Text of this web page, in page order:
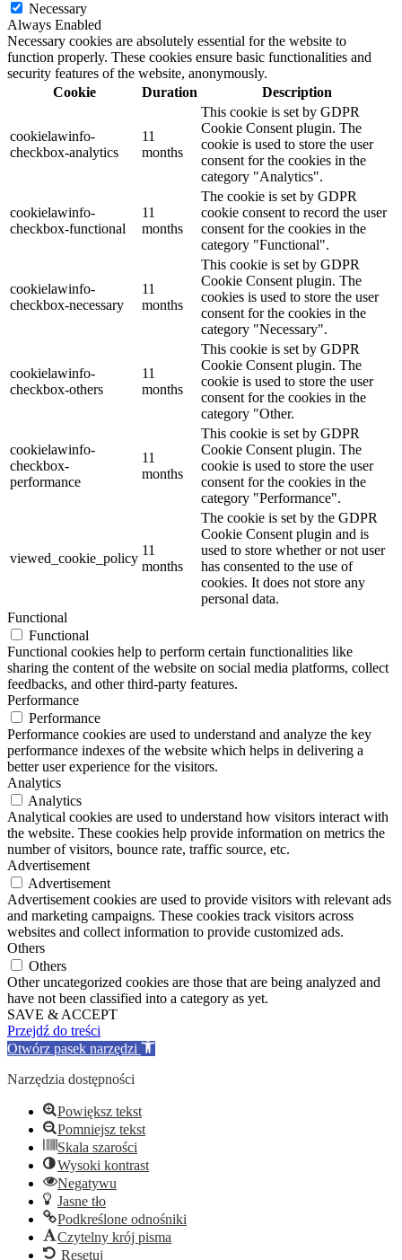
Necessary
Always Enabled
Necessary cookies are absolutely essential for the website to
function properly. These cookies ensure basic functionalities and
security features of the website, anonymously.
Cookie
Duration Description
cookielawinfo-
checkbox-analytics
11
months
This cookie is set by GDPR
Cookie Consent plugin. The
cookie is used to store the user
consent for the cookies in the
category "Analytics".
cookielawinfo-
checkbox-functional
11
months
The cookie is set by GDPR
cookie consent to record the user
consent for the cookies in the
category "Functional".
cookielawinfo-
checkbox-necessary
11
months
This cookie is set by GDPR
Cookie Consent plugin. The
cookies is used to store the user
consent for the cookies in the
category "Necessary".
cookielawinfo-
checkbox-others
11
months
This cookie is set by GDPR
Cookie Consent plugin. The
cookie is used to store the user
consent for the cookies in the
category "Other.
cookielawinfo-
checkbox-
performance
11
months
This cookie is set by GDPR
Cookie Consent plugin. The
cookie is used to store the user
consent for the cookies in the
category "Performance".
viewed_cookie_policy
11
months
The cookie is set by the GDPR
Cookie Consent plugin and is
used to store whether or not user
has consented to the use of
cookies. It does not store any
personal data.
Functional
Functional
Functional cookies help to perform certain functionalities like
sharing the content of the website on social media platforms, collect
feedbacks, and other third-party features.
Performance
Performance
Performance cookies are used to understand and analyze the key
performance indexes of the website which helps in delivering a
better user experience for the visitors.
Analytics
Analytics
Analytical cookies are used to understand how visitors interact with
the website. These cookies help provide information on metrics the
number of visitors, bounce rate, traffic source, etc.
Advertisement
Advertisement
Advertisement cookies are used to provide visitors with relevant ads
and marketing campaigns. These cookies track visitors across
websites and collect information to provide customized ads.
Others
Others
Other uncategorized cookies are those that are being analyzed and
have not been classified into a category as yet.
SAVE & ACCEPT
Przejdź do treści
Otwórz pasek narzędzi
Narzędzia dostępności
Powiększ tekst
Pomniejsz tekst
Skala szarości
Wysoki kontrast
Negatywu
Jasne tło
Podkreślone odnośniki
Czytelny krój pisma
Resetuj